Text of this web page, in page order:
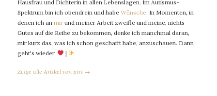
Hausfrau und Dichterin in allen Lebenslagen. Im Autismus-
Spektrum bin ich obendrein und habe Wünsche. In Momenten, in
denen ich an mir und meiner Arbeit zweifle und meine, nichts
Gutes auf die Reihe zu bekommen, denke ich manchmal daran,
mir kurz das, was ich schon geschafft habe, anzuschauen. Dann
geht's wieder.
|
Zeige alle Artikel von piri →